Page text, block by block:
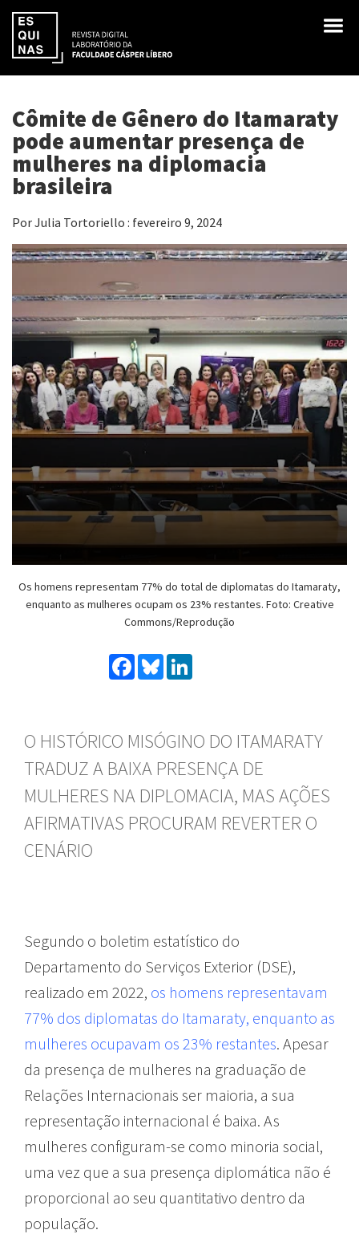
Cômite de Gênero do Itamaraty
pode aumentar presença de
mulheres na diplomacia
brasileira
Por Julia Tortoriello : fevereiro 9, 2024
Os homens representam 77% do total de diplomatas do Itamaraty,
enquanto as mulheres ocupam os 23% restantes. Foto: Creative
Commons/Reprodução
Facebook
Bluesky
O HISTÓRICO MISÓGINO DO ITAMARATY
TRADUZ A BAIXA PRESENÇA DE
MULHERES NA DIPLOMACIA, MAS AÇÕES
AFIRMATIVAS PROCURAM REVERTER O
CENÁRIO
Segundo o boletim estatístico do
Departamento do Serviços Exterior (DSE),
realizado em 2022, os homens representavam
77% dos diplomatas do Itamaraty, enquanto as
mulheres ocupavam os 23% restantes. Apesar
da presença de mulheres na graduação de
Relações Internacionais ser maioria, a sua
representação internacional é baixa. As
mulheres configuram-se como minoria social,
uma vez que a sua presença diplomática não é
proporcional ao seu quantitativo dentro da
população.